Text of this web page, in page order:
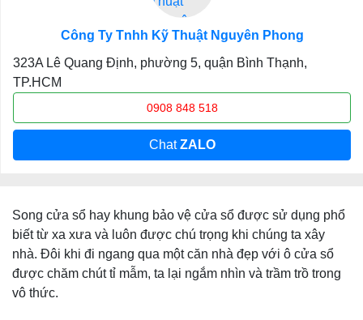
Công Ty Tnhh Kỹ Thuật Nguyên Phong
323A Lê Quang Định, phường 5, quận Bình Thạnh,
TP.HCM
0908 848 518
ChatZALO
Song cửa sổ hay khung bảo vệ cửa sổ được sử dụng phổ
biết từ xa xưa và luôn được chú trọng khi chúng ta xây
nhà. Đôi khi đi ngang qua một căn nhà đẹp với ô cửa sổ
được chăm chút tỉ mẫm, ta lại ngắm nhìn và trầm trồ trong
vô thức.